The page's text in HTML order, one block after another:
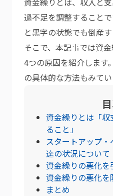
過不足を調整すること
と黒字の状態でも倒産
そこで、本記事では資
4つの原因を紹介します
の具体的な方法もみてい
資金繰りとは「
ること」
スタートアップ
達の状況について
資金繰りの悪化
資金繰りの悪化
まとめ